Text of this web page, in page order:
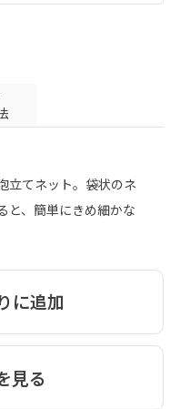
に追加
見る
立てネット。袋状のネ
と、簡単にきめ細かな